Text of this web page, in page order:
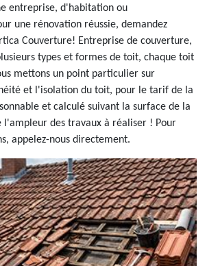
entreprise, d'habitation ou
une rénovation réussie, demandez
Couverture! Entreprise de couverture,
types et formes de toit, chaque toit
mettons un point particulier sur
et l'isolation du toit, pour le tarif de la
et calculé suivant la surface de la
l'ampleur des travaux à réaliser ! Pour
appelez-nous directement.